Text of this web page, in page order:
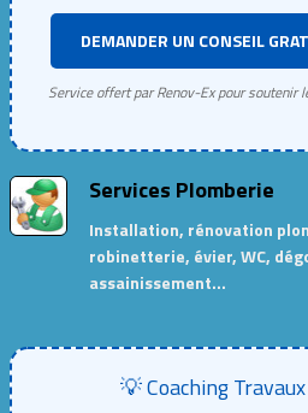
DEMANDER UN CONSEIL
Service offert par Renov-Ex pour soutenir
Services Plomberie
Installation, rénovation
robinetterie, évier, WC,
assainissement…
💡 Coaching